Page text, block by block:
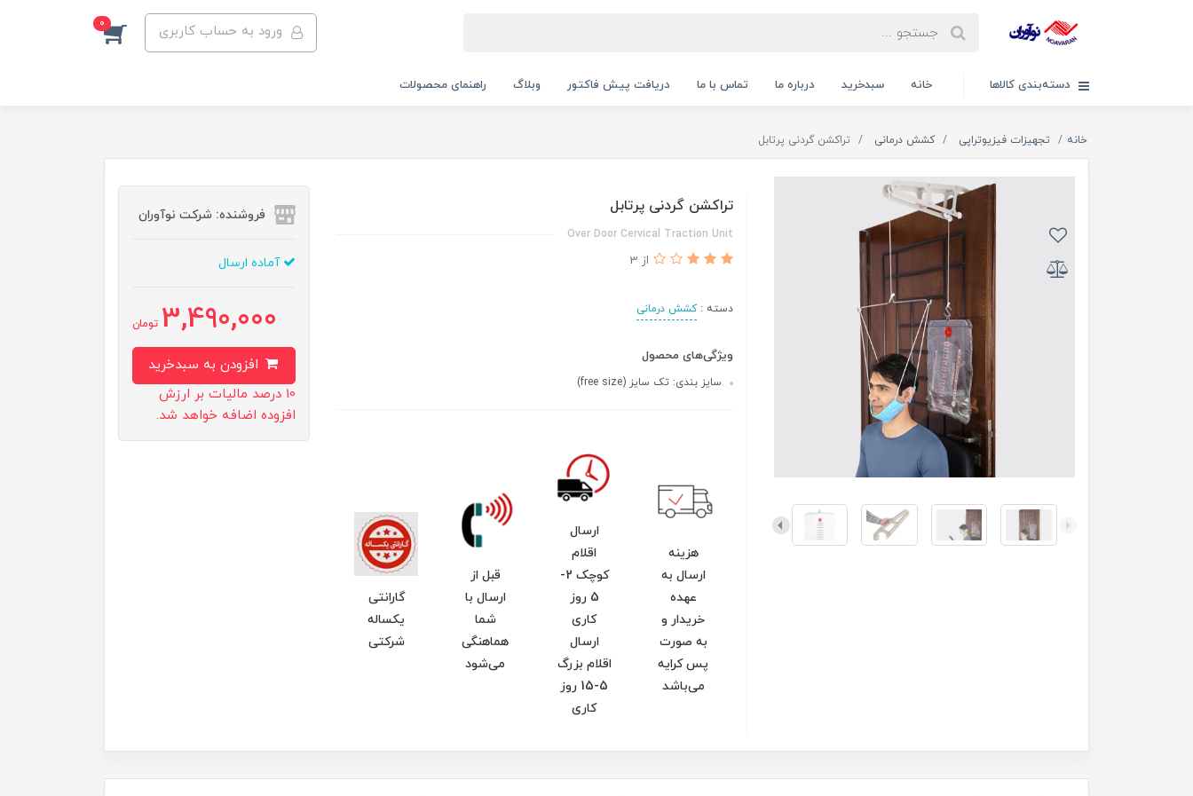
ورود به حساب کاربری 0
دسته‌بندی کالاها خانه سبدخرید درباره ما تماس با ما دریافت پیش فاکتور وبلاگ راهنمای محصولات
خانه تجهیزات فیزیوتراپی کشش درمانی تراکشن گردنی پرتابل
تراکشن گردنی پرتابل
Over Door Cervical Traction Unit
از 3
دسته :کشش درمانی
ویژگی‌های محصول
سایز بندی: تک سایز (free size)
هزینه
ارسال به
عهده
خریدار و
به صورت
پس کرایه
می‌باشد
ارسال
اقلام
کوچک 2-
5 روز
کاری
ارسال
اقلام بزرگ
5-15 روز
کاری
قبل از
ارسال با
شما
هماهنگی
می‌شود
گارانتی
یکساله
شرکتی
فروشنده: شرکت نوآوران
آماده ارسال
3,490,000 تومان
10 درصد مالیات بر ارزش
افزوده اضافه خواهد شد.